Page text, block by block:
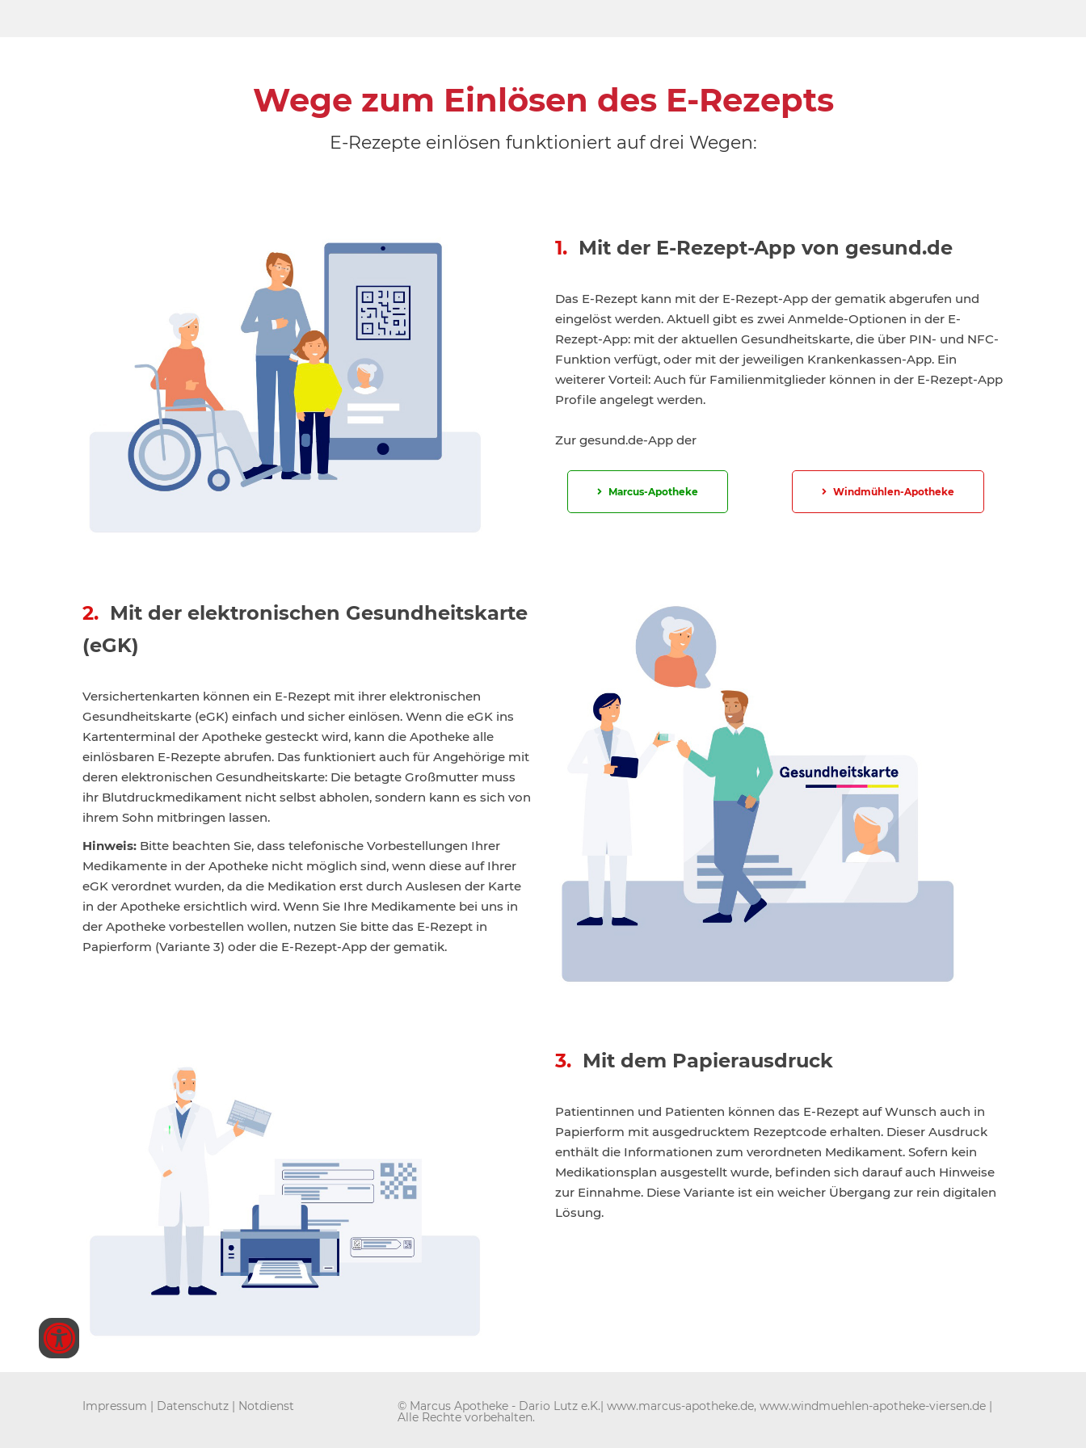
Wege zum Einlösen des E-Rezepts
E-Rezepte einlösen funktioniert auf drei Wegen:
1. Mit der E-Rezept-App von gesund.de
Das E-Rezept kann mit der E-Rezept-App der gematik abgerufen und
eingelöst werden. Aktuell gibt es zwei Anmelde-Optionen in der E-
Rezept-App: mit der aktuellen Gesundheitskarte, die über PIN- und NFC-
Funktion verfügt, oder mit der jeweiligen Krankenkassen-App. Ein
weiterer Vorteil: Auch für Familienmitglieder können in der E-Rezept-App
Profile angelegt werden.
Zur gesund.de-App der
Marcus-Apotheke Windmühlen-Apotheke
2. Mit der elektronischen Gesundheitskarte
(eGK)
Versichertenkarten können ein E-Rezept mit ihrer elektronischen
Gesundheitskarte (eGK) einfach und sicher einlösen. Wenn die eGK ins
Kartenterminal der Apotheke gesteckt wird, kann die Apotheke alle
einlösbaren E-Rezepte abrufen. Das funktioniert auch für Angehörige mit
deren elektronischen Gesundheitskarte: Die betagte Großmutter muss
ihr Blutdruckmedikament nicht selbst abholen, sondern kann es sich von
ihrem Sohn mitbringen lassen.
Hinweis: Bitte beachten Sie, dass telefonische Vorbestellungen Ihrer
Medikamente in der Apotheke nicht möglich sind, wenn diese auf Ihrer
eGK verordnet wurden, da die Medikation erst durch Auslesen der Karte
in der Apotheke ersichtlich wird. Wenn Sie Ihre Medikamente bei uns in
der Apotheke vorbestellen wollen, nutzen Sie bitte das E-Rezept in
Papierform (Variante 3) oder die E-Rezept-App der gematik.
3. Mit dem Papierausdruck
Patientinnen und Patienten können das E-Rezept auf Wunsch auch in
Papierform mit ausgedrucktem Rezeptcode erhalten. Dieser Ausdruck
enthält die Informationen zum verordneten Medikament. Sofern kein
Medikationsplan ausgestellt wurde, befinden sich darauf auch Hinweise
zur Einnahme. Diese Variante ist ein weicher Übergang zur rein digitalen
Lösung.
Impressum | Datenschutz | Notdienst © Marcus Apotheke - Dario Lutz e.K.| www.marcus-apotheke.de, www.windmuehlen-apotheke-viersen.de|
Alle Rechte vorbehalten.